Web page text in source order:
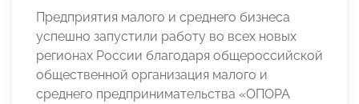
Предприятия малого и среднего бизнеса
успешно запустили работу во всех новых
регионах России благодаря общероссийской
общественной организация малого и
среднего предпринимательства «ОПОРА